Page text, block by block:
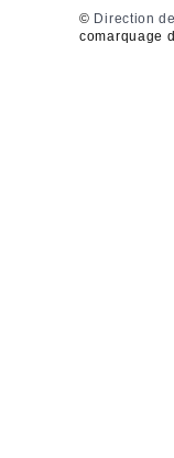
© Direction
comarquage